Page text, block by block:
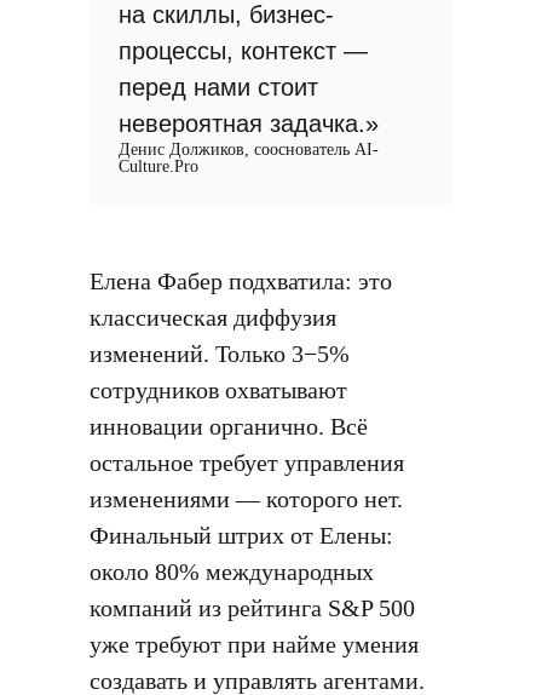
на скиллы, бизнес-
процессы, контекст —
перед нами стоит
невероятная задачка.»
Денис Должиков, сооснователь AI-
Culture.Pro
Елена Фабер подхватила: это
классическая диффузия
изменений. Только 3−5%
сотрудников охватывают
инновации органично. Всё
остальное требует управления
изменениями — которого нет.
Финальный штрих от Елены:
около 80% международных
компаний из рейтинга S&P 500
уже требуют при найме умения
создавать и управлять агентами.